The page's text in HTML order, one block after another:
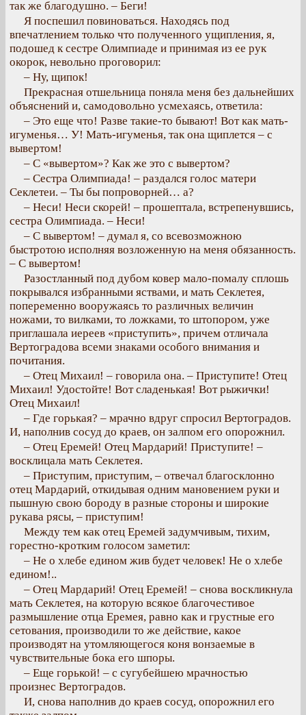
так же благодушно. – Беги!
Я поспешил повиноваться. Находясь под
впечатлением только что полученного ущипления, я,
подошед к сестре Олимпиаде и принимая из ее рук
окорок, невольно проговорил:
– Ну, щипок!
Прекрасная отшельница поняла меня без дальнейших
объяснений и, самодовольно усмехаясь, ответила:
– Это еще что! Разве такие-то бывают! Вот как мать-
игуменья… У! Мать-игуменья, так она щиплется – с
вывертом!
– С «вывертом»? Как же это с вывертом?
– Сестра Олимпиада! – раздался голос матери
Секлетеи. – Ты бы попроворней… а?
– Неси! Неси скорей! – прошептала, встрепенувшись,
сестра Олимпиада. – Неси!
– С вывертом! – думал я, со всевозможною
быстротою исполняя возложенную на меня обязанность.
– С вывертом!
Разостланный под дубом ковер мало-помалу сплошь
покрывался избранными яствами, и мать Секлетея,
попеременно вооружаясь то различных величин
ножами, то вилками, то ложками, то штопором, уже
приглашала иереев «приступить», причем отличала
Вертоградова всеми знаками особого внимания и
почитания.
– Отец Михаил! – говорила она. – Приступите! Отец
Михаил! Удостойте! Вот сладенькая! Вот рыжички!
Отец Михаил!
– Где горькая? – мрачно вдруг спросил Вертоградов.
И, наполнив сосуд до краев, он залпом его опорожнил.
– Отец Еремей! Отец Мардарий! Приступите! –
восклицала мать Секлетея.
– Приступим, приступим, – отвечал благосклонно
отец Мардарий, откидывая одним мановением руки и
пышную свою бороду в разные стороны и широкие
рукава рясы, – приступим!
Между тем как отец Еремей задумчивым, тихим,
горестно-кротким голосом заметил:
– Не о хлебе едином жив будет человек! Не о хлебе
едином!..
– Отец Мардарий! Отец Еремей! – снова воскликнула
мать Секлетея, на которую всякое благочестивое
размышление отца Еремея, равно как и грустные его
сетования, производили то же действие, какое
производят на утомляющегося коня вонзаемые в
чувствительные бока его шпоры.
– Еще горькой! – с сугубейшею мрачностью
произнес Вертоградов.
И, снова наполнив до краев сосуд, опорожнил его